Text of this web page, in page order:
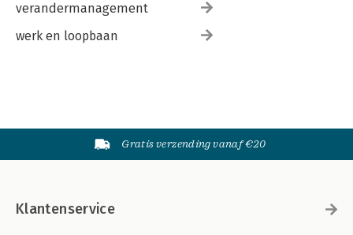
verandermanagement
werk en loopbaan
Gratis verzending vanaf €20
Klantenservice